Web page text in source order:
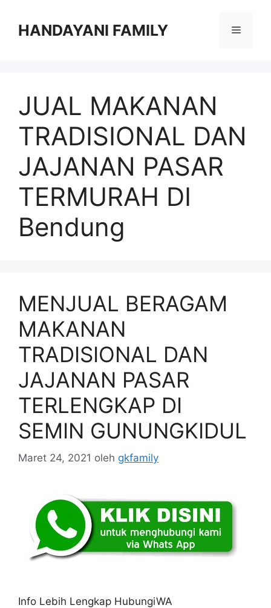
HANDAYANI FAMILY Menu
JUAL MAKANAN
TRADISIONAL DAN
JAJANAN PASAR
TERMURAH DI
Bendung
MENJUAL BERAGAM
MAKANAN
TRADISIONAL DAN
JAJANAN PASAR
TERLENGKAP DI
SEMIN GUNUNGKIDUL
Maret 24, 2021 oleh gkfamily
Info Lebih Lengkap HubungiWA